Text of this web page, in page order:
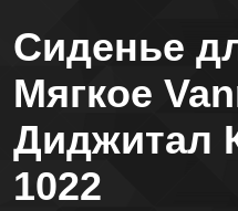
Сиденье
Мягкое
Диджитал
1022